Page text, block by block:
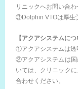
リニックへお問い合わ
③Dolphin VTOは厚生
【アクアシステムにつ
①アクアシステムは透
②アクアシステムは国
いては、クリニック
合わせください。